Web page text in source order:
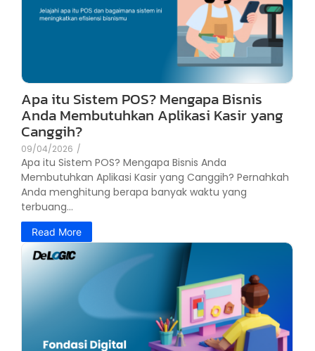
Apa itu Sistem POS? Mengapa Bisnis
Anda Membutuhkan Aplikasi Kasir yang
Canggih?
09/04/2026 /
Apa itu Sistem POS? Mengapa Bisnis Anda
Membutuhkan Aplikasi Kasir yang Canggih? Pernahkah
Anda menghitung berapa banyak waktu yang
terbuang...
Read More